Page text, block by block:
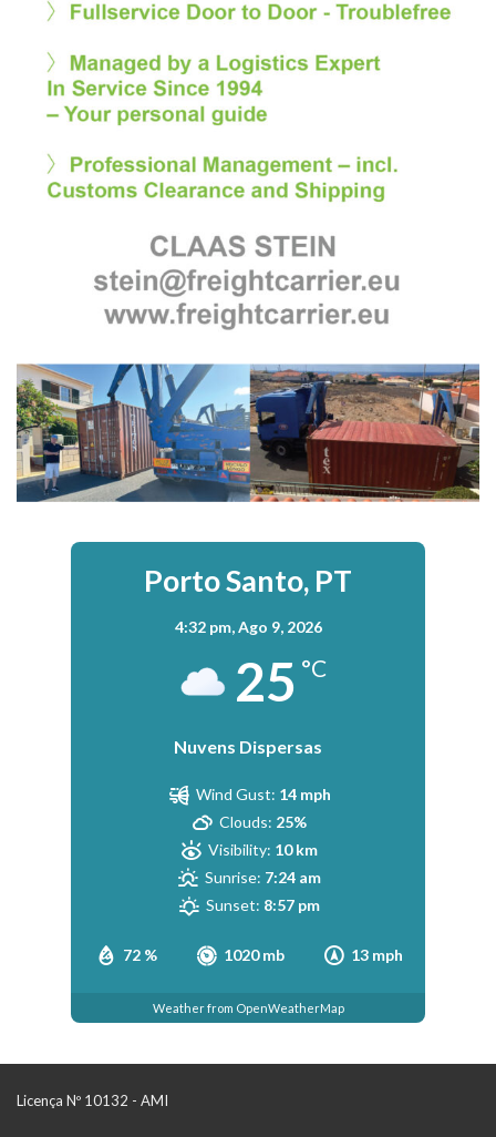
Porto Santo, PT
4:32 pm,Ago 9, 2026
25 °C
Nuvens Dispersas
72 % 1020 mb 13 mph
Wind Gust: 14 mph
Clouds: 25%
Visibility: 10 km
Sunrise: 7:24 am
Sunset: 8:57 pm
Weather from OpenWeatherMap
Licença Nº 10132 - AMI